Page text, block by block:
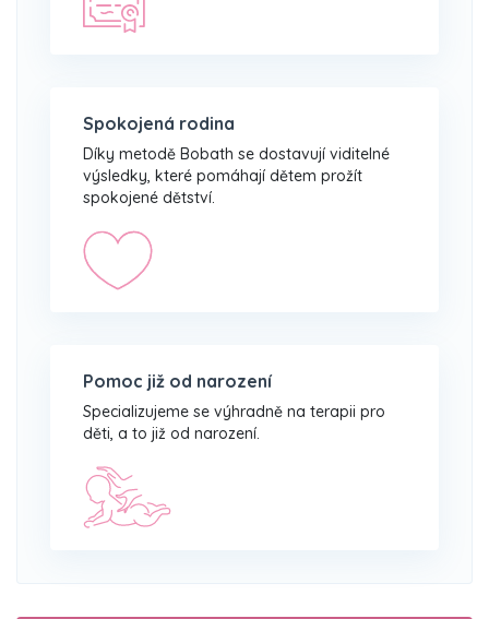
Spokojená rodina
Díky metodě Bobath se dostavují viditelné
výsledky, které pomáhají dětem prožít
spokojené dětství.
Pomoc již od narození
Specializujeme se výhradně na terapii pro
děti, a to již od narození.